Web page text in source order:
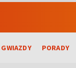
GWIAZDY PORADY